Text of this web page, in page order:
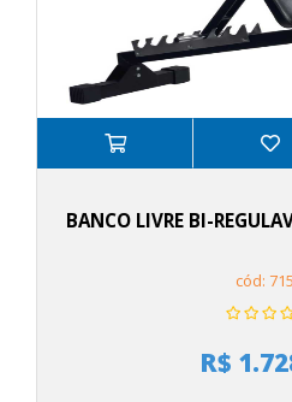
BANCO LIVRE BI-
cód:
R$